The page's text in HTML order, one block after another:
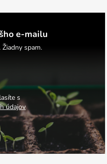
e-mailu
Žiadny spam.
s
údajov